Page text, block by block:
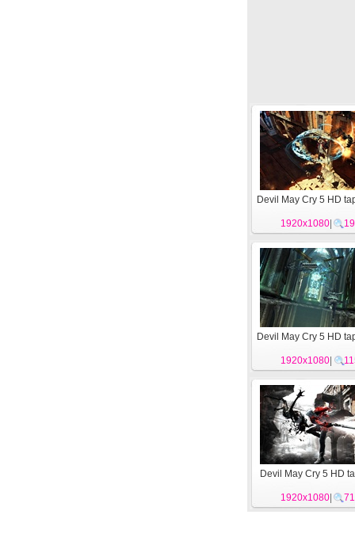
Devil May Cry 5 HD
1920x1080
Devil May Cry 5 HD
1920x1080
Devil May Cry 5 HD
1920x1080